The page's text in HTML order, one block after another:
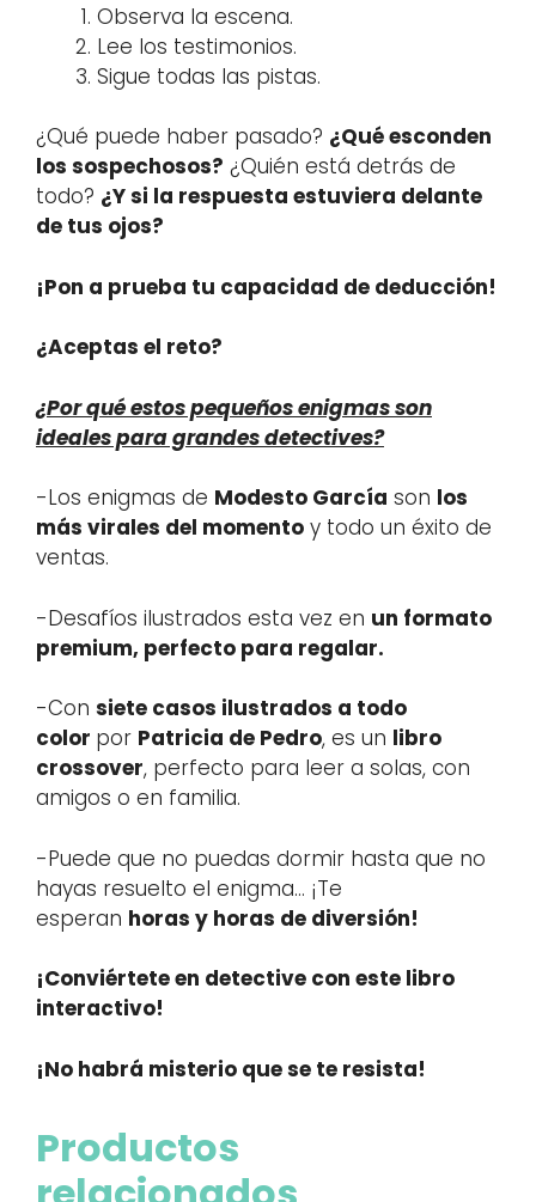
Observa la escena.
Lee los testimonios.
Sigue todas las pistas.
¿Qué puede haber pasado? ¿Qué esconden
los sospechosos? ¿Quién está detrás de
todo? ¿Y si la respuesta estuviera delante
de tus ojos?
¡Pon a prueba tu capacidad de deducción!
¿Aceptas el reto?
¿Por qué estos pequeños enigmas son
ideales para grandes detectives?
-Los enigmas de Modesto García son los
más virales del momento y todo un éxito de
ventas.
-Desafíos ilustrados esta vez en un formato
premium, perfecto para regalar.
-Con siete casos ilustrados a todo
color por Patricia de Pedro, es un libro
crossover, perfecto para leer a solas, con
amigos o en familia.
-Puede que no puedas dormir hasta que no
hayas resuelto el enigma… ¡Te
esperan horas y horas de diversión!
¡Conviértete en detective con este libro
interactivo!
¡No habrá misterio que se te resista!
Productos